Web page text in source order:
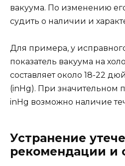
вакуума. По изменению
судить о наличии и
Для примера, у
показатель вакуума на
составляет около 18-22
(inHg). При значительном
inHg возможно наличие
Устранение
рекомендации и